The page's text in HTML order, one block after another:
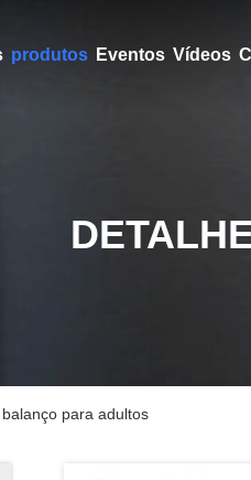
produtos Eventos Vídeos
para adultos